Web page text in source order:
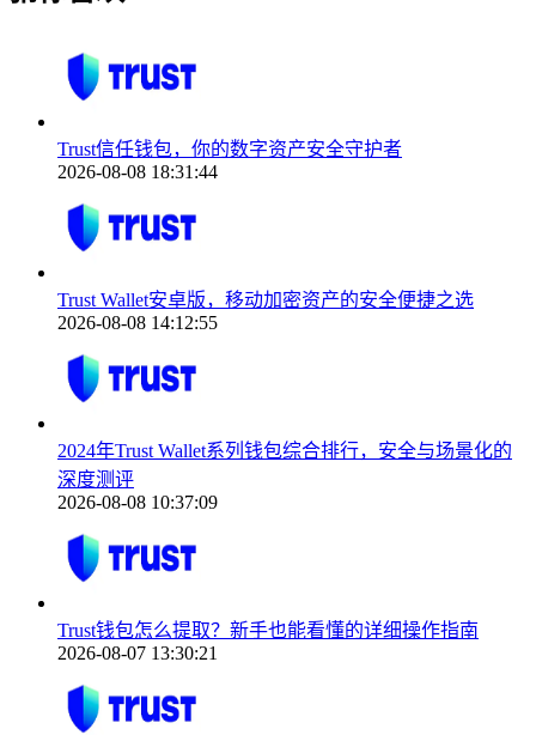
Trust信任钱包，你的数字资产安全守护者
2026-08-08 18:31:44
Trust Wallet安卓版，移动加密资产的安全便捷之选
2026-08-08 14:12:55
2024年Trust Wallet系列钱包综合排行，安全与场景化的
深度测评
2026-08-08 10:37:09
Trust钱包怎么提取？新手也能看懂的详细操作指南
2026-08-07 13:30:21